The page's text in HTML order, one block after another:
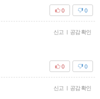
0
0
신고 | 공감 확인
0
0
신고 | 공감 확인